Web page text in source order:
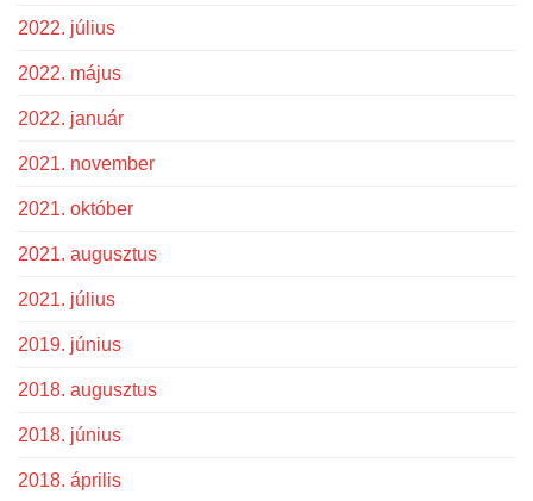
2022. július
2022. május
2022. január
2021. november
2021. október
2021. augusztus
2021. július
2019. június
2018. augusztus
2018. június
2018. április